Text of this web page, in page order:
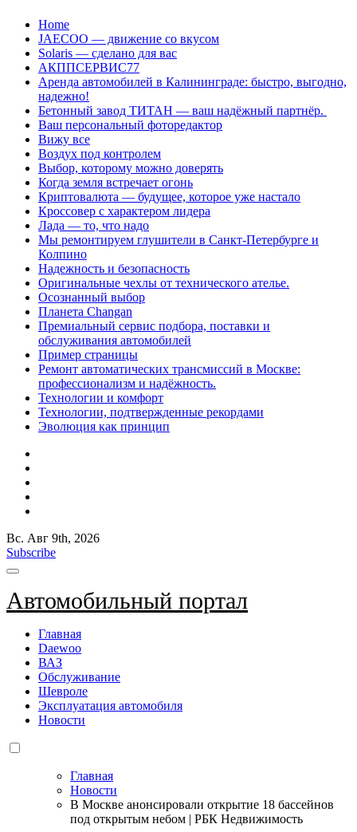
Перейти
содержанию
Home
JAECOO — движение со вкусом
Solaris — сделано для вас
АКППСЕРВИС77
Аренда автомобилей в Калининграде: быстро, выгодно,
надежно!
Бетонный завод ТИТАН — ваш надёжный партнёр.
Ваш персональный фоторедактор
Вижу все
Воздух под контролем
Выбор, которому можно доверять
Когда земля встречает огонь
Криптовалюта — будущее, которое уже настало
Кроссовер с характером лидера
Лада — то, что надо
Мы ремонтируем глушители в Санкт-Петербурге и
Колпино
Надежность и безопасность
Оригинальные чехлы от технического ателье.
Осознанный выбор
Планета Changan
Премиальный сервис подбора, поставки и
обслуживания автомобилей
Пример страницы
Ремонт автоматических трансмиссий в Москве:
профессионализм и надёжность.
Технологии и комфорт
Технологии, подтвержденные рекордами
Эволюция как принцип
Вс. Авг 9th, 2026
Subscribe
Автомобильный портал
Главная
Daewoo
ВАЗ
Обслуживание
Шевроле
Эксплуатация автомобиля
Новости
Главная
Новости
В Москве анонсировали открытие 18 бассейнов
под открытым небом | РБК Недвижимость